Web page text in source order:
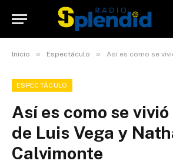
Inicio » Espectáculo » Así es como se vivió la boda
ESPECTÁCULO
Así es como se
de Luis Vega y
Calvimonte